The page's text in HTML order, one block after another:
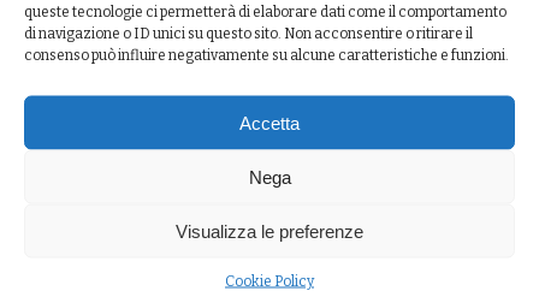
queste tecnologie ci permetterà di elaborare dati come il comportamento
di navigazione o ID unici su questo sito. Non acconsentire o ritirare il
consenso può influire negativamente su alcune caratteristiche e funzioni.
Accetta
Nega
Visualizza le preferenze
Cookie Policy
Lascia un commento